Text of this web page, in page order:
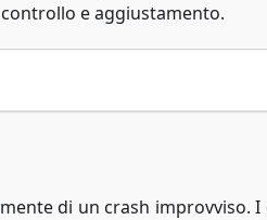
e aggiustamento.
di un crash improvviso.